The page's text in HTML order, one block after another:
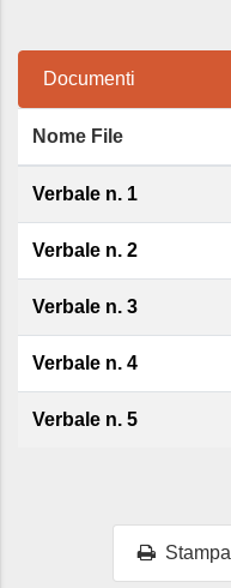
Documenti
Nome File
Verbale n. 1
Verbale n. 2
Verbale n. 3
Verbale n. 4
Verbale n. 5
Stampa